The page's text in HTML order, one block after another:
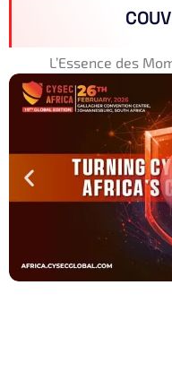
L’Essence des